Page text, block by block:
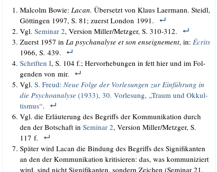
Mal­colm Bowie:Lacan. Über­setzt von Klaus Laer­mann. Steidl,
Göt­tin­gen 1997, S. 81; zuerst Lon­don 1991.
Vgl.Semi­nar 2, Ver­si­on Miller/​Metzger, S. 310-312.
Zuerst 1957 inLa psy­ch­ana­ly­se et son ens­eig­ne­ment, in:Écrits
1966, S. 439.
Schrif­ten I, S. 104 f.; Her­vor­he­bun­gen in fett hier und im Fol­
gen­den von mir.
Vgl.S. Freud:Neue Fol­ge der Vor­le­sun­gen zur Ein­füh­rung in
die Psy­cho­ana­ly­se (1933), 30. Vor­le­sung, „Traum und Okkul­
tis­mus“.
Vgl. die Erläu­te­rung des Begriffs der Kom­mu­ni­ka­ti­on durch
den der Bot­schaft inSemi­nar 2, Ver­si­on Miller/​Metzger, S.
117 f.
Spä­ter wird Lacan die Bin­dung des Begriffs des Signi­fi­kan­ten
an den der Kom­mu­ni­ka­ti­on kri­ti­sie­ren: das, was kom­mu­ni­ziert
wird, sind nicht Signi­fi­kan­ten, son­dern Zei­chen (Semi­nar 21,